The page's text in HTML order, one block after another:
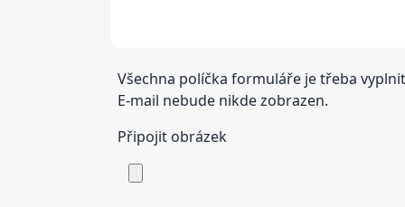
Všechna políčka formuláře je třeba
E-mail nebude nikde zobrazen.
Připojit obrázek